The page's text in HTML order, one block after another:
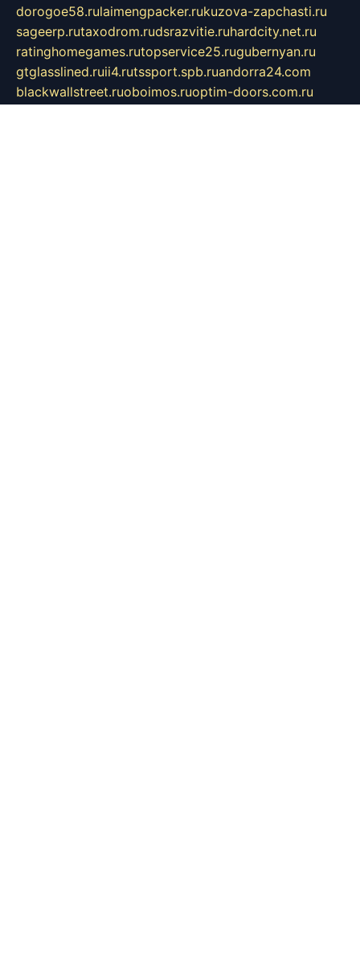
dorogoe58.rulaimengpacker.rukuzova-zapchasti.ru
sageerp.rutaxodrom.rudsrazvitie.ruhardcity.net.ru
ratinghomegames.rutopservice25.rugubernyan.ru
gtglasslined.ruii4.rutssport.spb.ruandorra24.com
blackwallstreet.ruoboimos.ruoptim-doors.com.ru